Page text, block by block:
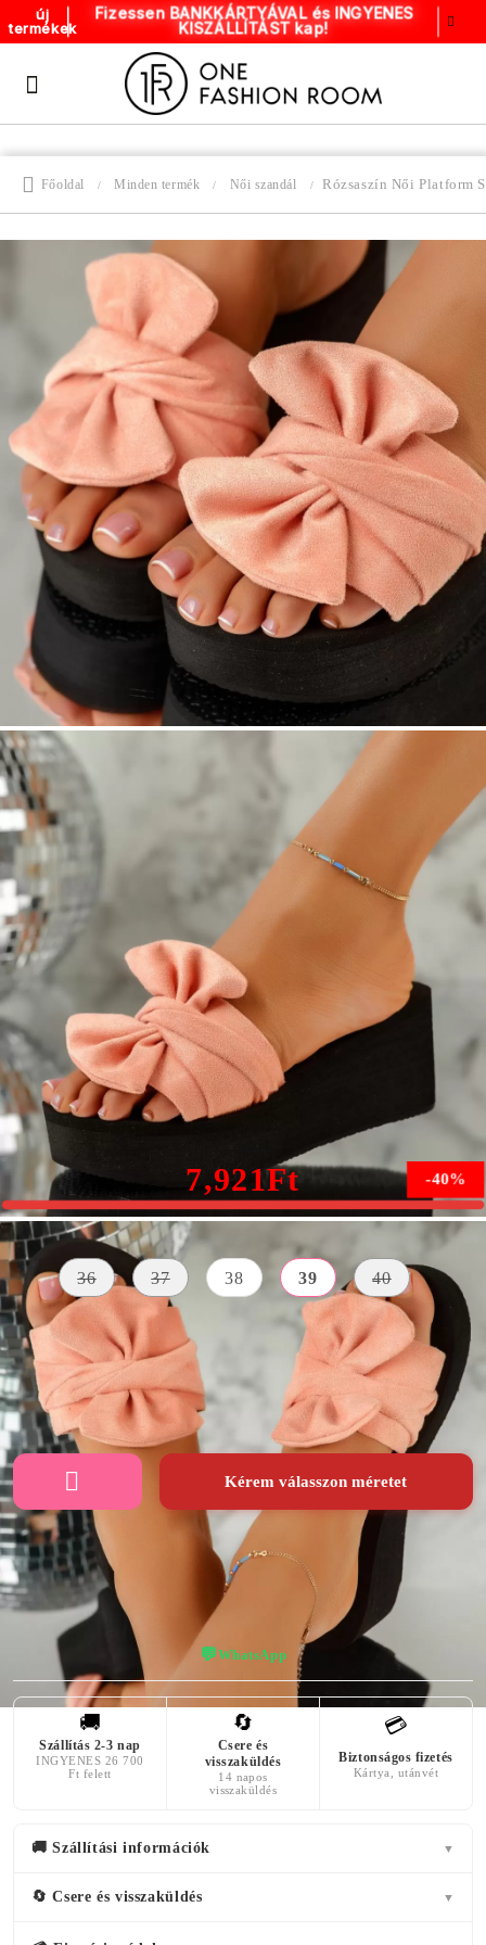
új
termékek
Fizessen BANKKÁRTYÁVAL és INGYENES
KISZÁLLÍTÁST kap!
Főoldal Minden termék Női szandál Rózsaszín Női Platform
Rózsaszín Női Platform Szandál Ashley #10714
-40%
7,921Ft
Méret: Méret útmutató
36 37 38 39 40
SZÍN
rózsaszín
PLATFORMEI
6 centiméter
AZ ELÜLSŐ
PLATFORM
MAGASSÁGA
4 centiméter
Kérem válasszon méretet
👠 Virtuális próba — nézd meg, hogy áll!
💬WhatsApp
🚚
Szállítás 2-3 nap
INGYENES 26 700
Ft felett
🔄
Csere és
visszaküldés
14 napos
visszaküldés
💳
Biztonságos fizetés
Kártya, utánvét
🚚 Szállítási információk ▼
🔄 Csere és visszaküldés ▼